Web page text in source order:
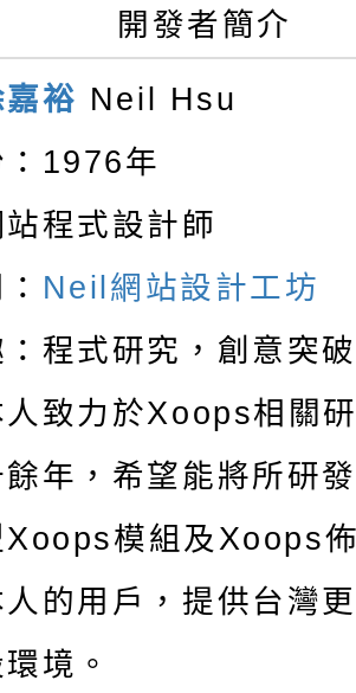
度第1學期第7次
第11招)
選結果(第3招)】
第1學期第9次代
第3招)
結果(第4招)】
第1學期第9次代
第4招)
結果(第12招)】
第1學期第7次代
第12招)
桃園市115學年
生本土語及新住
要點
「桃園市115學
施要點」
「115年金融知
」
中市政府政風處
牽手，綠能透明
一案
「115學年度全
實施要點」及修
桃園市115年度
文競賽』實施計
結果(第11招)】
第1學期第7次代
結果(第3招)】
開發者簡介
裕 Neil Hsu
1976年
程式設計師
Neil網站設計工坊
：程式研究，創意突
人致力於Xoops相關
年，希望能將所研
Xoops模組及Xoops
的用戶，提供台灣
境。